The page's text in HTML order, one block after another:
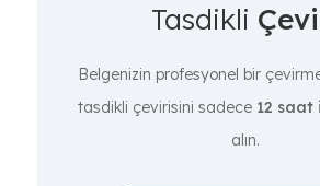
Tasdikli
Belgenizin profesyonel bir
tasdikli çevirisini sadece 12 saat
alın.